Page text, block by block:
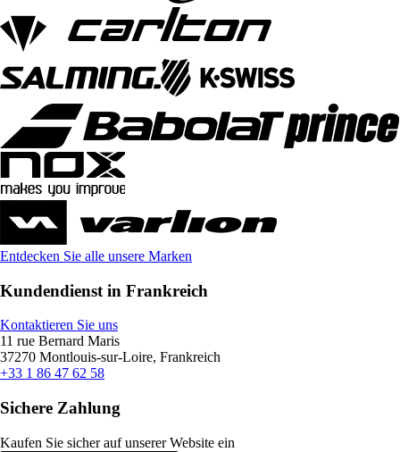
Entdecken Sie alle unsere Marken
Kundendienst in Frankreich
Kontaktieren Sie uns
11 rue Bernard Maris
37270 Montlouis-sur-Loire, Frankreich
+33 1 86 47 62 58
Sichere Zahlung
Kaufen Sie sicher auf unserer Website ein